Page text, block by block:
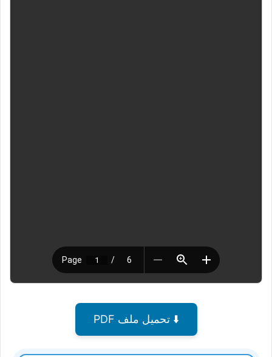
⬇️ تحميل ملف PDF